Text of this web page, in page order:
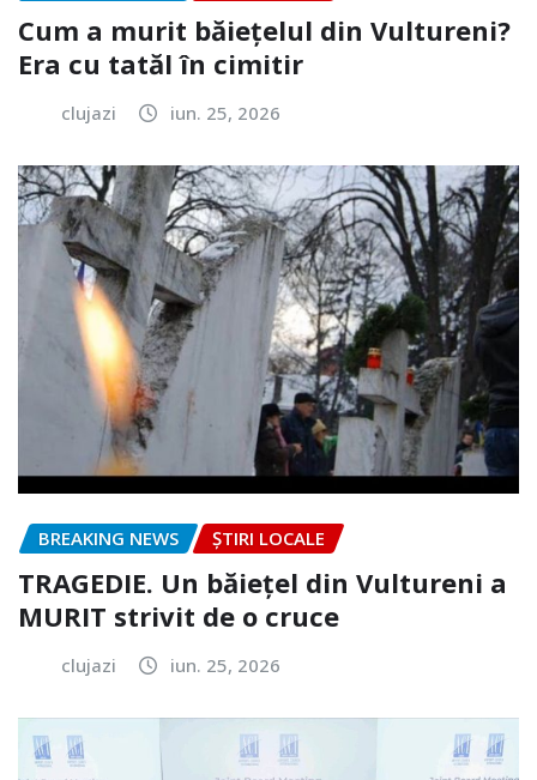
Cum a murit băiețelul din Vultureni?
Era cu tatăl în cimitir
clujazi iun. 25, 2026
BREAKING NEWS ȘTIRI LOCALE
TRAGEDIE. Un băiețel din Vultureni a
MURIT strivit de o cruce
clujazi iun. 25, 2026